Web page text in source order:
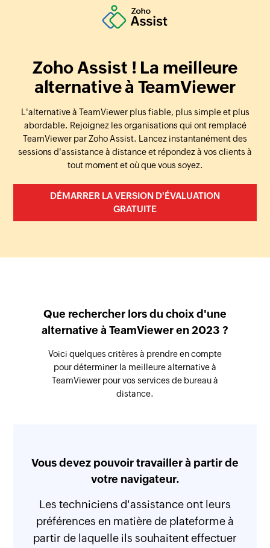
Zoho Assist ! La meilleure
alternative à TeamViewer
L'alternative à TeamViewer plus fiable, plus simple et plus
abordable. Rejoignez les organisations qui ont remplacé
TeamViewer par Zoho Assist. Lancez instantanément des
sessions d'assistance à distance et répondez à vos clients à
tout moment et où que vous soyez.
DÉMARRER LA VERSION D'ÉVALUATION
GRATUITE
Que rechercher lors du choix d'une
alternative à TeamViewer en 2023 ?
Voici quelques critères à prendre en compte
pour déterminer la meilleure alternative à
TeamViewer pour vos services de bureau à
distance.
Vous devez pouvoir travailler à partir de
votre navigateur.
Les techniciens d'assistance ont leurs
préférences en matière de plateforme à
partir de laquelle ils souhaitent effectuer
logiciels de
bureau à distance